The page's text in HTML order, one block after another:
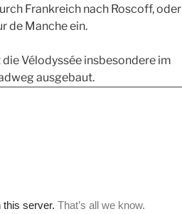
Frankreich nach Roscoff, oder
de Manche ein.
Vélodyssée insbesondere im
ausgebaut.